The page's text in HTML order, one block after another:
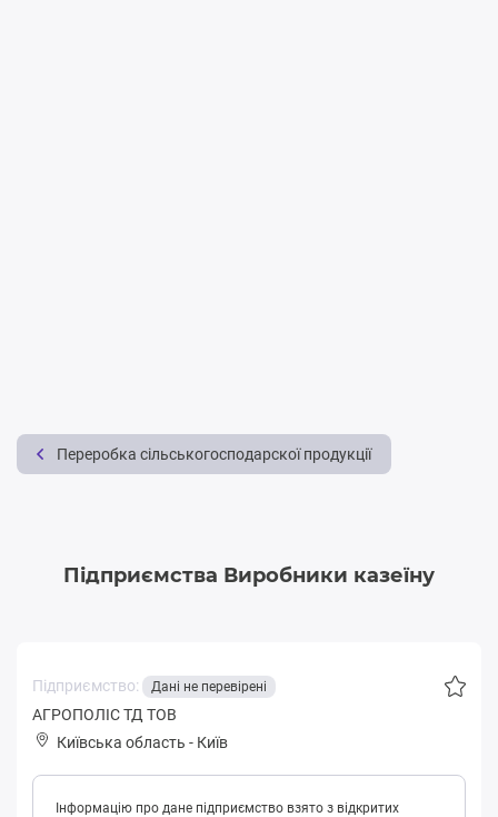
Переробка cільськогосподарскої продукції
Підприємства Виробники казеїну
Підприємство: Дані не перевірені
АГРОПОЛІС ТД ТОВ
Київська область - Київ
Інформацію про дане підприємство взято з відкритих